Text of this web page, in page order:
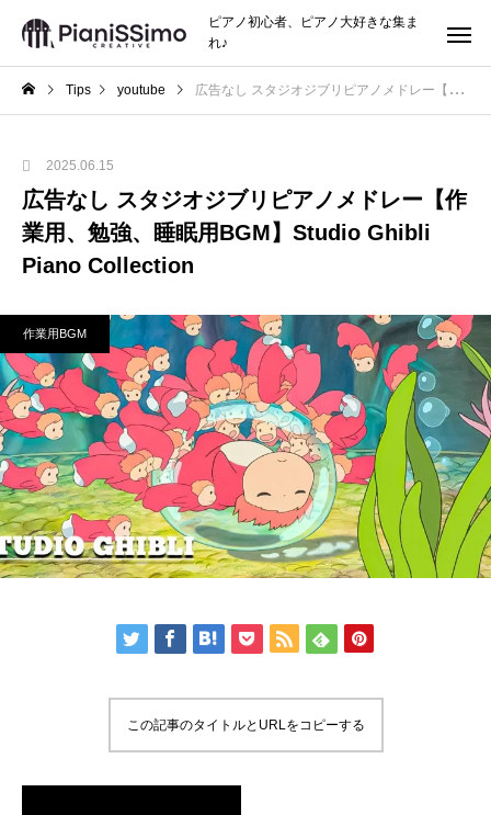
ピアノ初心者、ピアノ大好きな集ま
れ♪
Tips youtube 広告なし スタジオジブリピアノメドレー【作業用、勉強、睡眠用BGM】Studio Ghibli Piano Collection
2025.06.15
広告なし スタジオジブリピアノメドレー【作
業用、勉強、睡眠用BGM】Studio Ghibli
Piano Collection
作業用BGM
この記事のタイトルとURLをコピーする